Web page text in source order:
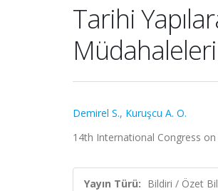
Tarihi
Demirel S., Kuruşcu A. O.
14th International Congress
Yayın Türü: Bildiri / Özet